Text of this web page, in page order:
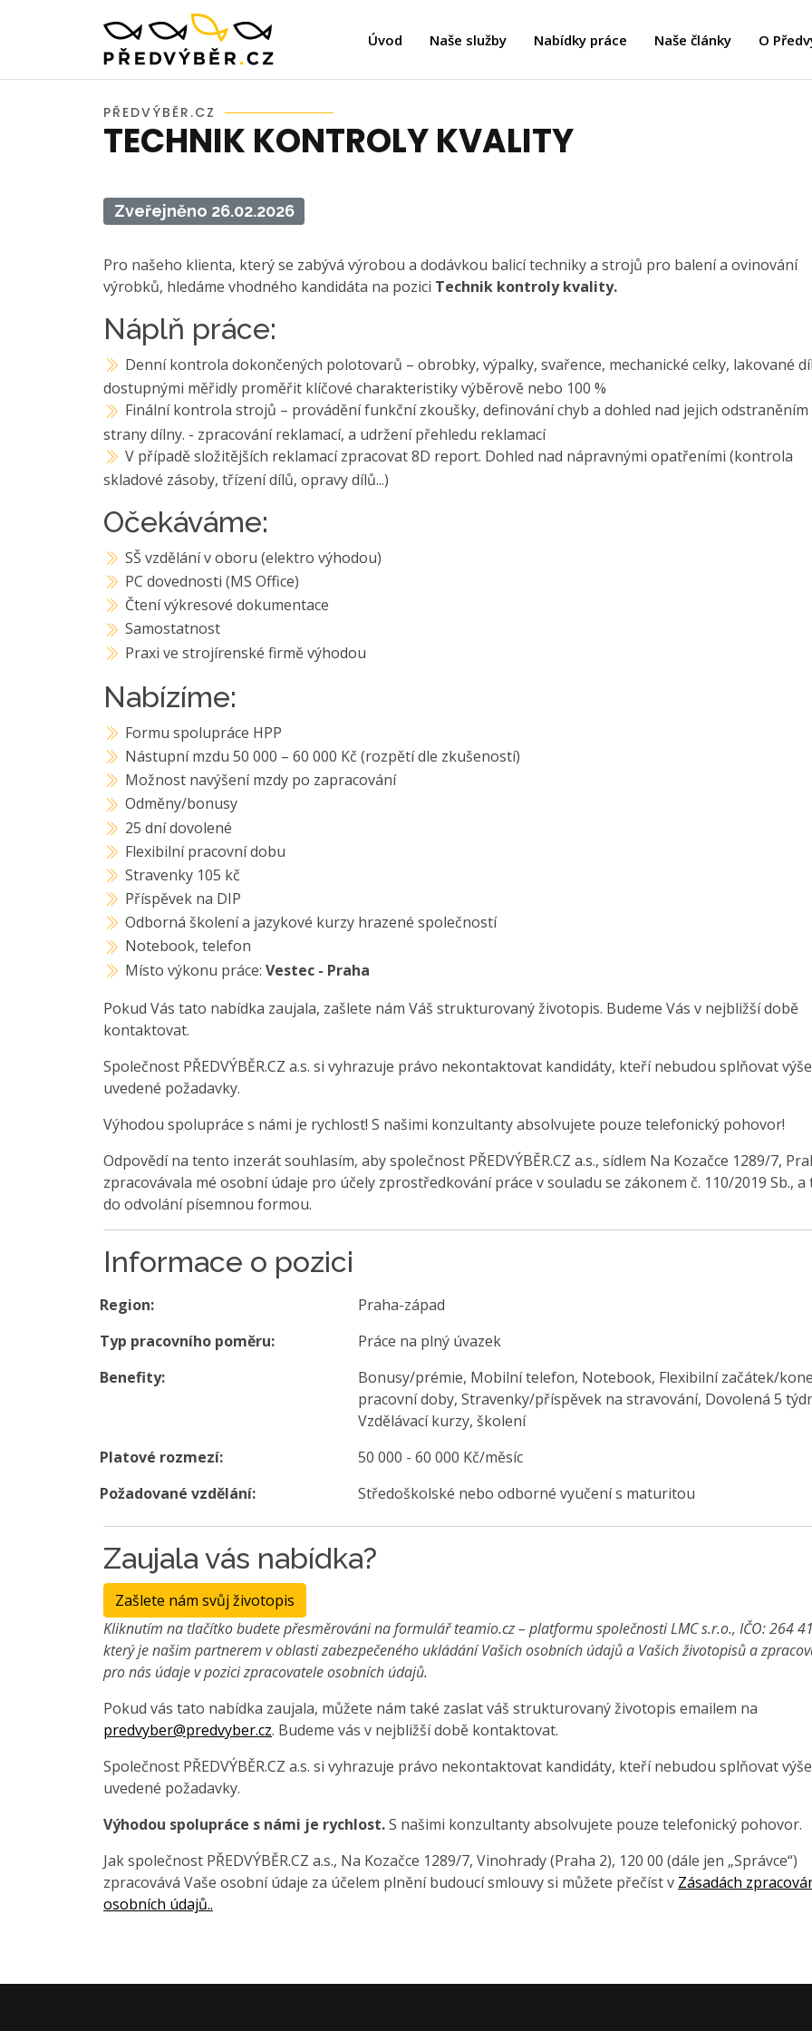
Úvod Naše služby Nabídky práce Naše články O
PŘEDVÝBĚR.CZ
TECHNIK KONTROLY KVALITY
Zveřejněno 26.02.2026
Pro našeho klienta, který se zabývá výrobou a dodávkou balicí techniky a strojů pro balení a ovinování
výrobků, hledáme vhodného kandidáta na pozici Technik kontroly kvality.
Náplň práce:
Denní kontrola dokončených polotovarů – obrobky, výpalky, svařence, mechanické celky, lakované
dostupnými měřidly proměřit klíčové charakteristiky výběrově nebo 100 %
Finální kontrola strojů – provádění funkční zkoušky, definování chyb a dohled nad jejich odstraněním
strany dílny. - zpracování reklamací, a udržení přehledu reklamací
V případě složitějších reklamací zpracovat 8D report. Dohled nad nápravnými opatřeními (kontrola
skladové zásoby, třízení dílů, opravy dílů...)
Očekáváme:
SŠ vzdělání v oboru (elektro výhodou)
PC dovednosti (MS Office)
Čtení výkresové dokumentace
Samostatnost
Praxi ve strojírenské firmě výhodou
Nabízíme:
Formu spolupráce HPP
Nástupní mzdu 50 000 – 60 000 Kč (rozpětí dle zkušeností)
Možnost navýšení mzdy po zapracování
Odměny/bonusy
25 dní dovolené
Flexibilní pracovní dobu
Stravenky 105 kč
Příspěvek na DIP
Odborná školení a jazykové kurzy hrazené společností
Notebook, telefon
Místo výkonu práce:Vestec - Praha
Pokud Vás tato nabídka zaujala, zašlete nám Váš strukturovaný životopis. Budeme Vás v nejbližší době
kontaktovat.
Společnost PŘEDVÝBĚR.CZ a.s. si vyhrazuje právo nekontaktovat kandidáty, kteří nebudou splňovat výše
uvedené požadavky.
Výhodou spolupráce s námi je rychlost! S našimi konzultanty absolvujete pouze telefonický pohovor!
Odpovědí na tento inzerát souhlasím, aby společnost PŘEDVÝBĚR.CZ a.s., sídlem Na Kozačce 1289/7,
zpracovávala mé osobní údaje pro účely zprostředkování práce v souladu se zákonem č. 110/2019 Sb., a
do odvolání písemnou formou.
Informace o pozici
Region:
Praha-západ
Typ pracovního poměru:
Práce na plný úvazek
Benefity:
Bonusy/prémie, Mobilní telefon, Notebook, Flexibilní začátek/
pracovní doby, Stravenky/příspěvek na stravování, Dovolená 5
Vzdělávací kurzy, školení
Platové rozmezí:
50 000 - 60 000 Kč/měsíc
Požadované vzdělání:
Středoškolské nebo odborné vyučení s maturitou
Zaujala vás nabídka?
Zašlete nám svůj životopis
Kliknutím na tlačítko budete přesměrováni na formulář teamio.cz – platformu společnosti LMC s.r.o., IČO: 264
který je našim partnerem v oblasti zabezpečeného ukládání Vašich osobních údajů a Vašich životopisů a
pro nás údaje v pozici zpracovatele osobních údajů.
Pokud vás tato nabídka zaujala, můžete nám také zaslat váš strukturovaný životopis emailem na
predvyber@predvyber.cz. Budeme vás v nejbližší době kontaktovat.
Společnost PŘEDVÝBĚR.CZ a.s. si vyhrazuje právo nekontaktovat kandidáty, kteří nebudou splňovat výše
uvedené požadavky.
Výhodou spolupráce s námi je rychlost.S našimi konzultanty absolvujete pouze telefonický pohovor.
Jak společnost PŘEDVÝBĚR.CZ a.s., Na Kozačce 1289/7, Vinohrady (Praha 2), 120 00 (dále jen „Správce“)
zpracovává Vaše osobní údaje za účelem plnění budoucí smlouvy si můžete přečíst v Zásadách
osobních údajů..